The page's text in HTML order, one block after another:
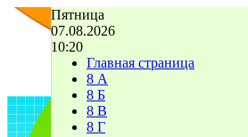
Пятница
07.08.2026
10:20
Главная страница
8 А
8 Б
8 В
8 Г